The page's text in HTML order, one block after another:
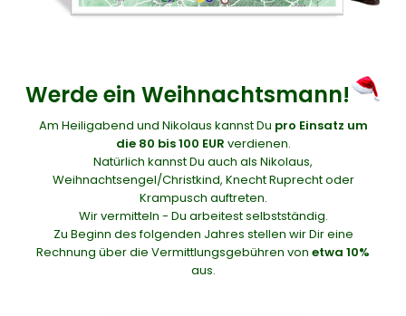
Werde ein Weihnachtsmann!
Am Heiligabend und Nikolaus kannst Du pro Einsatz um
die 80 bis 100 EUR verdienen.
Natürlich kannst Du auch als Nikolaus,
Weihnachtsengel/Christkind, Knecht Ruprecht oder
Krampusch auftreten.
Wir vermitteln - Du arbeitest selbstständig.
Zu Beginn des folgenden Jahres stellen wir Dir eine
Rechnung über die Vermittlungsgebühren von etwa 10%
aus.